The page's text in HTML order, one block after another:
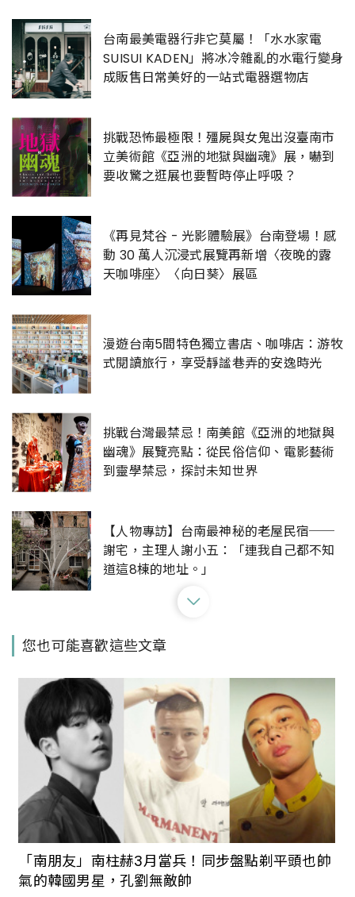
台南最美電器行非它莫屬！「水水家電
SUISUI KADEN」將冰冷雜亂的水電行變身
成販售日常美好的一站式電器選物店
挑戰恐怖最極限！殭屍與女鬼出沒臺南市
立美術館《亞洲的地獄與幽魂》展，嚇到
要收驚之逛展也要暫時停止呼吸？
《再見梵谷 - 光影體驗展》台南登場！感
動 30 萬人沉浸式展覽再新增〈夜晚的露
天咖啡座〉〈向日葵〉展區
漫遊台南5間特色獨立書店、咖啡店：游牧
式閱讀旅行，享受靜謐巷弄的安逸時光
挑戰台灣最禁忌！南美館《亞洲的地獄與
幽魂》展覽亮點：從民俗信仰、電影藝術
到靈學禁忌，探討未知世界
【人物專訪】台南最神秘的老屋民宿──
謝宅，主理人謝小五：「連我自己都不知
道這8棟的地址。」
重啟「2022南美館藝術開門」，譜述藝術
向府城的早餐下挑戰？貳樓台南店用磨石
子地板、藤椅與綠植，打造美式早午餐界
的台式復古風
彷彿置身昭和時代：台南「桑原商店」復
古日系柑仔店每日限定霜淇淋，帶你重回
日式街景懷舊風情
您也可能喜歡這些文章
「南朋友」南柱赫3月當兵！同步盤點剃平頭也帥
氣的韓國男星，孔劉無敵帥